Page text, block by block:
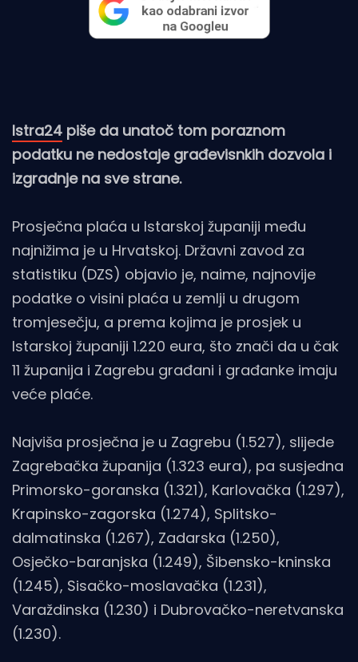
Istra24 piše da unatoč tom poraznom
podatku ne nedostaje građevisnkih dozvola i
izgradnje na sve strane.
Prosječna plaća u Istarskoj županiji među
najnižima je u Hrvatskoj. Državni zavod za
statistiku (DZS) objavio je, naime, najnovije
podatke o visini plaća u zemlji u drugom
tromjesečju, a prema kojima je prosjek u
Istarskoj županiji 1.220 eura, što znači da u čak
11 županija i Zagrebu građani i građanke imaju
veće plaće.
Najviša prosječna je u Zagrebu (1.527), slijede
Zagrebačka županija (1.323 eura), pa susjedna
Primorsko-goranska (1.321), Karlovačka (1.297),
Krapinsko-zagorska (1.274), Splitsko-
dalmatinska (1.267), Zadarska (1.250),
Osječko-baranjska (1.249), Šibensko-kninska
(1.245), Sisačko-moslavačka (1.231),
Varaždinska (1.230) i Dubrovačko-neretvanska
(1.230).